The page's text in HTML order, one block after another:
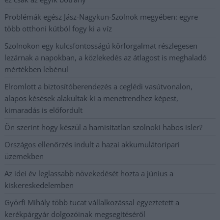
Problémák egész Jász-Nagykun-Szolnok megyében: egyre
több otthoni kútból fogy ki a víz
Szolnokon egy kulcsfontosságú körforgalmat részlegesen
lezárnak a napokban, a közlekedés az átlagost is meghaladó
mértékben lebénul
Elromlott a biztosítóberendezés a ceglédi vasútvonalon,
alapos késések alakultak ki a menetrendhez képest,
kimaradás is előfordult
Ön szerint hogy készül a hamisítatlan szolnoki habos isler?
Országos ellenőrzés indult a hazai akkumulátoripari
üzemekben
Az idei év leglassabb növekedését hozta a június a
kiskereskedelemben
Györfi Mihály több tucat vállalkozással egyeztetett a
kerékpárgyár dolgozóinak megsegítéséről